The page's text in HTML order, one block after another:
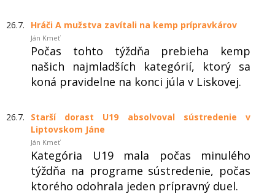
26.7. Hráči A mužstva zavítali na kemp prípravkárov
Ján Kmeť
Počas tohto týždňa prebieha kemp
našich najmladších kategórií, ktorý sa
koná pravidelne na konci júla v Liskovej.
26.7.
Starší dorast U19 absolvoval sústredenie v
Liptovskom Jáne
Ján Kmeť
Kategória U19 mala počas minulého
týždňa na programe sústredenie, počas
ktorého odohrala jeden prípravný duel.